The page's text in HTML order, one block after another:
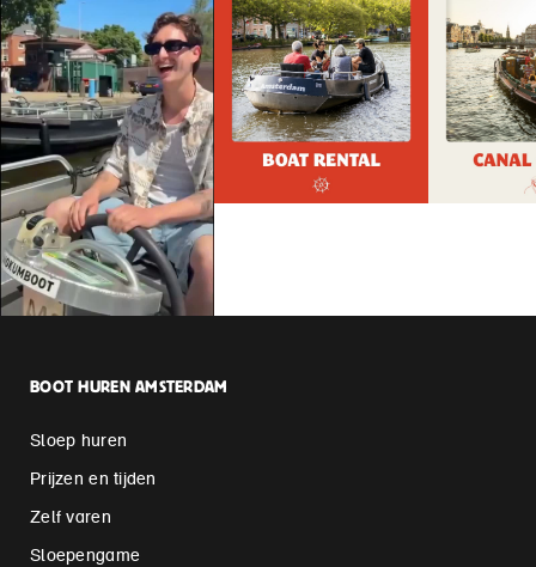
BOOT HUREN AMSTERDAM
Sloep huren
Prijzen en tijden
Zelf varen
Sloepengame